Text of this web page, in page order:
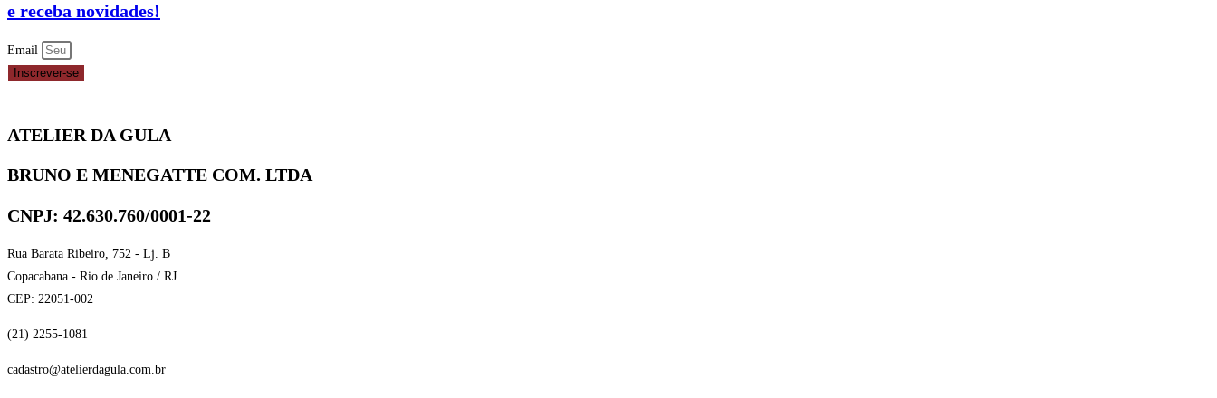
e receba novidades!
Email
Inscrever-se
ATELIER DA GULA
BRUNO E MENEGATTE COM. LTDA
CNPJ: 42.630.760/0001-22
Rua Barata Ribeiro, 752 - Lj. B
Copacabana - Rio de Janeiro / RJ
CEP: 22051-002
(21) 2255-1081
cadastro@atelierdagula.com.br